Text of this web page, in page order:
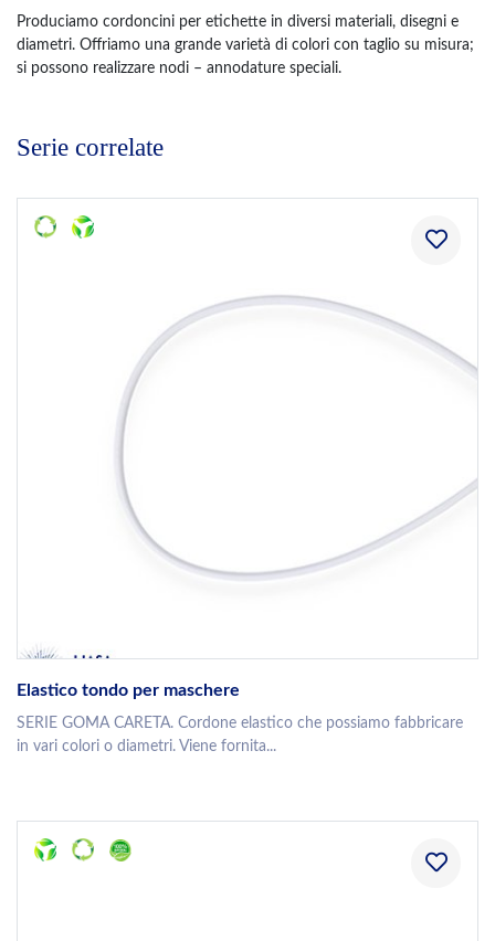
Produciamo cordoncini per etichette in diversi materiali, disegni e
diametri. Offriamo una grande varietà di colori con taglio su misura;
si possono realizzare nodi – annodature speciali.
Serie correlate
Elastico tondo per maschere
SERIE GOMA CARETA. Cordone elastico che possiamo fabbricare
in vari colori o diametri. Viene fornita...